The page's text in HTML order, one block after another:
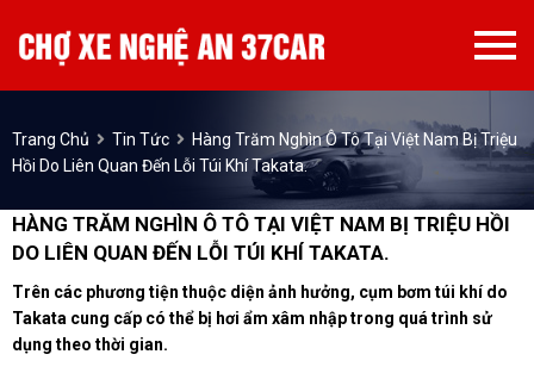
Trang Chủ Tin Tức
Hàng Trăm Nghìn Ô Tô Tại Việt Nam Bị Triệu
Hồi Do Liên Quan Đến Lỗi Túi Khí Takata.
HÀNG TRĂM NGHÌN Ô TÔ TẠI VIỆT NAM BỊ TRIỆU HỒI
DO LIÊN QUAN ĐẾN LỖI TÚI KHÍ TAKATA.
Trên các phương tiện thuộc diện ảnh hưởng, cụm bơm túi khí do
Takata cung cấp có thể bị hơi ẩm xâm nhập trong quá trình sử
dụng theo thời gian.